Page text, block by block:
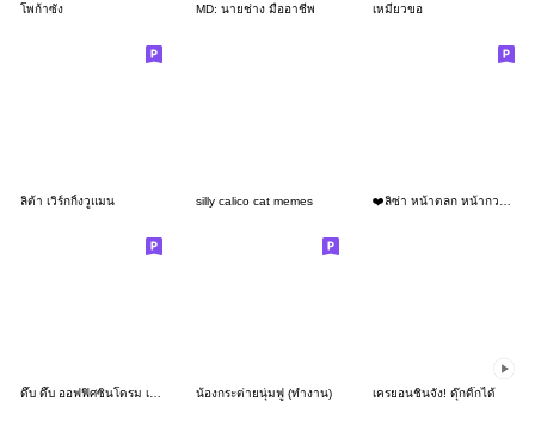
โพก้าซัง MD: นายช่าง มืออาชีพ เหมียวขอ
ลิต้า เวิร์กกิ้งวูแมน silly calico cat memes
ดึ๊บ ดึ๊บ ออฟฟิศซินโดรม เก้า น้องกระต่ายนุ่มฟู (ทำงาน) เครยอนชินจัง! ดุ๊กดิ๊กได้